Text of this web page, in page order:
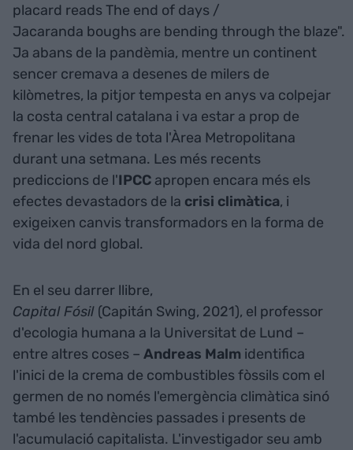
placard reads The end of days /
Jacaranda boughs are bending through the blaze".
Ja abans de la pandèmia, mentre un continent
sencer cremava a desenes de milers de
kilòmetres, la pitjor tempesta en anys va colpejar
la costa central catalana i va estar a prop de
frenar les vides de tota l'Àrea Metropolitana
durant una setmana. Les més recents
prediccions de l'IPCC apropen encara més els
efectes devastadors de la crisi climàtica, i
exigeixen canvis transformadors en la forma de
vida del nord global.
En el seu darrer llibre,
Capital Fósil (Capitán Swing, 2021), el professor
d'ecologia humana a la Universitat de Lund –
entre altres coses – Andreas Malm identifica
l'inici de la crema de combustibles fòssils com el
germen de no només l'emergència climàtica sinó
també les tendències passades i presents de
l'acumulació capitalista. L'investigador seu amb